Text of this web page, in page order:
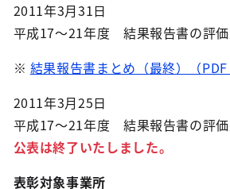
2011年3月31日
平成17～21年度 結果報告書の評
※ 結果報告書まとめ（最終）（PDF
2011年3月25日
平成17～21年度 結果報告書の評
公表は終了いたしました。
表彰対象事業所